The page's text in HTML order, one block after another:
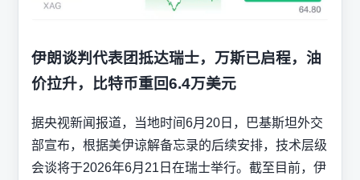
伊朗谈判代表团抵达瑞士，万斯已启程，油
价拉升，比特币重回6.4万美元
据央视新闻报道，当地时间6月20日，巴基斯坦外交
部宣布，根据美伊谅解备忘录的后续安排，技术层级
会谈将于2026年6月21日在瑞士举行。截至目前，伊